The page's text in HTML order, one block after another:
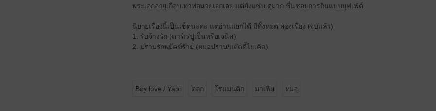
พระเอกอายุเกือบเท่าพ่อนายเอกเลย แต่ยังแซ่บ ดุมาก ชื่นชอบการกินแบบบุฟเฟ่ต์
นิยายเรื่องนี้เป็นเช็ตนะคะ แต่อ่านแยกได้ มีทั้งหมด สองเรื่อง (จบแล้ว)
1. รับจ้างรัก (ดาร์ก/ปูเป็นหรือเจนิส)
2. ปราบรักพยัคฆ์ร้าย (หมอปราบ/แด๊ดดี้ไมเคิล)
Boy love / Yaoi ตลก โรแมนติก มาเฟีย หมอ